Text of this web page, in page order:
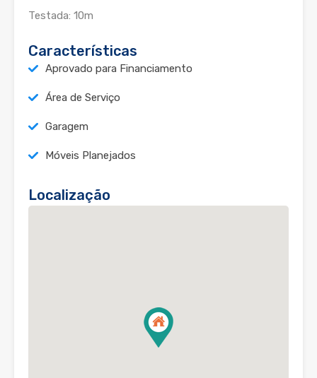
Testada: 10m
Características
Aprovado para Financiamento
Área de Serviço
Garagem
Móveis Planejados
Localização